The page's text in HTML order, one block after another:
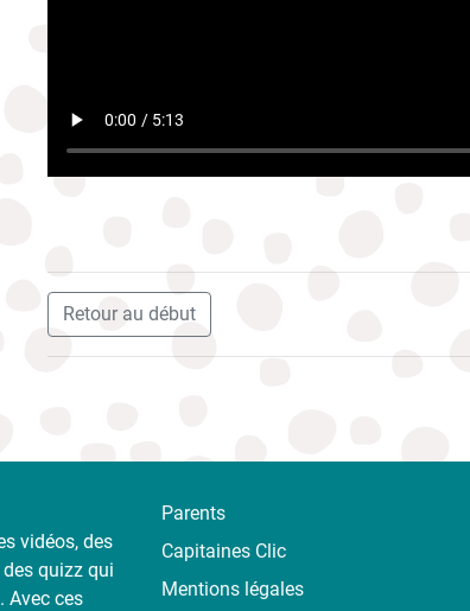
Retour au début
vidéos, des
quizz qui
Avec ces
Parents
Capitaines Clic
Mentions légales